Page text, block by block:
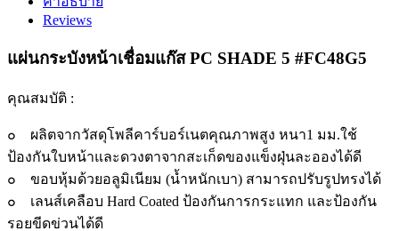
ความ
ระดับ5
Reviews
แผ่นกระบังหน้าเชื่อมแก๊ส PC SHADE 5 #FC48G5
คุณสมบัติ :
๐ ผลิตจากวัสดุโพลีคาร์บอร์เนตคุณภาพสูง หนา1 มม.ใช้
ป้องกันใบหน้าและดวงตาจากสะเก็ดของแข็งฝุ่นละอองได้ดี
๐ ขอบหุ้มด้วยอลูมิเนียม (น้ำหนักเบา) สามารถปรับรูปทรงได้
๐ เลนส์เคลือบ Hard Coated ป้องกันการกระแทก และป้องกัน
รอยขีดข่วนได้ดี